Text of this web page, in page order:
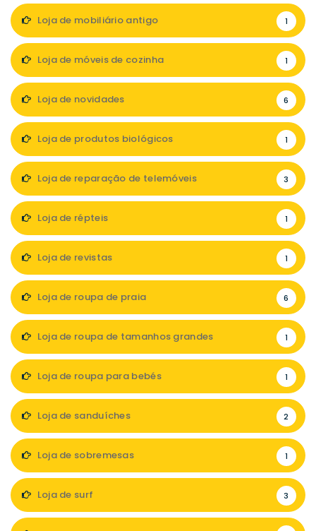
Loja de mobiliário antigo 1
Loja de móveis de cozinha 1
Loja de novidades 6
Loja de produtos biológicos 1
Loja de reparação de telemóveis 3
Loja de répteis 1
Loja de revistas 1
Loja de roupa de praia 6
Loja de roupa de tamanhos grandes 1
Loja de roupa para bebés 1
Loja de sanduíches 2
Loja de sobremesas 1
Loja de surf 3